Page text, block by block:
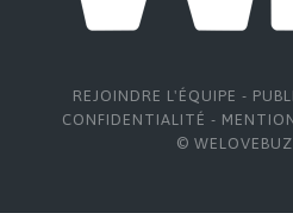
REJOINDRE L'ÉQUIPE -
CONFIDENTIALITÉ -
©